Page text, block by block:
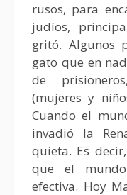
rusos, para
judíos,
gritó. Algunos
gato que en
de
(mujeres y
Cuando el
invadió la
quieta. Es
que el
efectiva. Hoy